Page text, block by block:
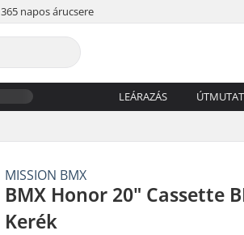
365 napos árucsere
LEÁRAZÁS
MISSION BMX
BMX Honor 20" Cassette
Kerék